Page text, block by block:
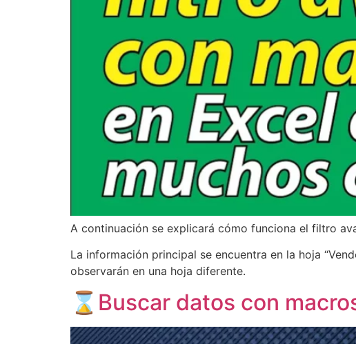
A continuación se explicará cómo funciona el filtro
La información principal se encuentra en la hoja
observarán en una hoja diferente.
⌛Buscar datos con